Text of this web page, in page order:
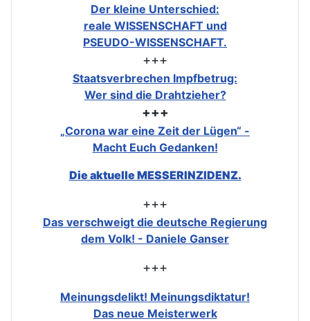
Der kleine Unterschied:
reale WISSENSCHAFT und
PSEUDO-WISSENSCHAFT.
+++
Staatsverbrechen Impfbetrug:
Wer sind die Drahtzieher?
+++
„Corona war eine Zeit der Lügen“ -
Macht Euch Gedanken!
Die aktuelle MESSERINZIDENZ.
+++
Das verschweigt die deutsche Regierung
dem Volk! - Daniele Ganser
+++
Meinungsdelikt! Meinungsdiktatur!
Das neue Meisterwerk